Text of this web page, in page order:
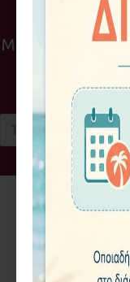
Μείνετε
την
Έχω διαβάσει